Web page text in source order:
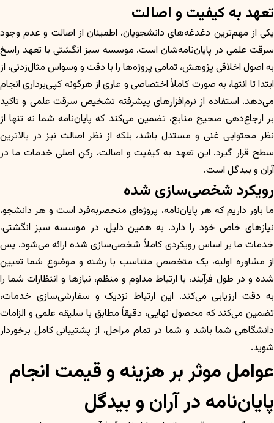
تعهد به کیفیت و اصالت
یکی از مهم‌ترین دغدغه‌های دانشجویان، اطمینان از اصالت و عدم وجود
سرقت علمی در پایان‌نامه‌شان است. موسسه سبز انگشتی با تعهد راسخ
به اصول اخلاقی پژوهش، تمامی پروژه‌ها را با دقت و وسواس مثال‌زدنی، از
ابتدا تا انتها، به صورت کاملاً اختصاصی و عاری از هرگونه کپی‌برداری انجام
می‌دهد. استفاده از نرم‌افزارهای پیشرفته تشخیص سرقت علمی و تاکید
بر ارجاع‌دهی صحیح منابع، تضمین می‌کند که پایان‌نامه شما نه تنها از
نظر محتوایی غنی و مستدل باشد، بلکه از نظر اصالت نیز در بالاترین
سطح قرار گیرد. این تعهد به کیفیت و اصالت، رکن اصلی خدمات ما در
آران و بیدگل است.
رویکرد شخصی‌سازی شده
ما باور داریم که هر پایان‌نامه، پروژه‌ای منحصربه‌فرد است و هر دانشجو،
نیازهای خاص خود را دارد. به همین دلیل، در موسسه سبز انگشتی،
خدمات ما بر اساس رویکردی کاملاً شخصی‌سازی شده ارائه می‌شود. پس
از مشاوره اولیه، یک متخصص متناسب با رشته و موضوع شما تعیین
شده و در طول فرآیند، با ارتباط مداوم و منظم، نیازها و انتظارات شما را
به دقت ارزیابی می‌کند. این ارتباط نزدیک و سفارشی‌سازی خدمات،
تضمین می‌کند که محصول نهایی، دقیقاً مطابق با سلیقه علمی و الزامات
دانشگاهی شما باشد و شما در تمام مراحل، از پشتیبانی کامل برخوردار
شوید.
عوامل موثر بر هزینه و قیمت انجام
پایان‌نامه در آران و بیدگل